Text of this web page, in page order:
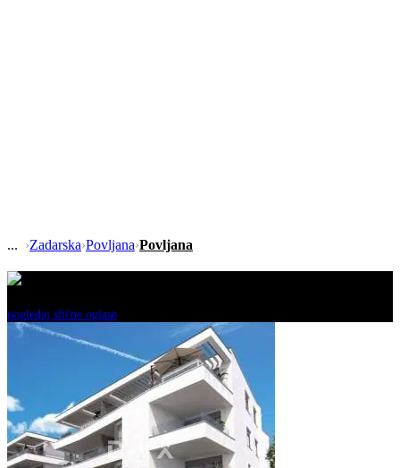
›Zadarska›Povljana›Povljana
pogledaj slične oglase